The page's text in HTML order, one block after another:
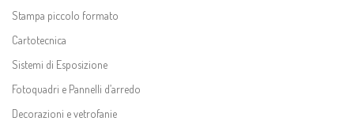
Stampa piccolo formato
Cartotecnica
Sistemi di Esposizione
Fotoquadri e Pannelli d’arredo
Decorazioni e vetrofanie